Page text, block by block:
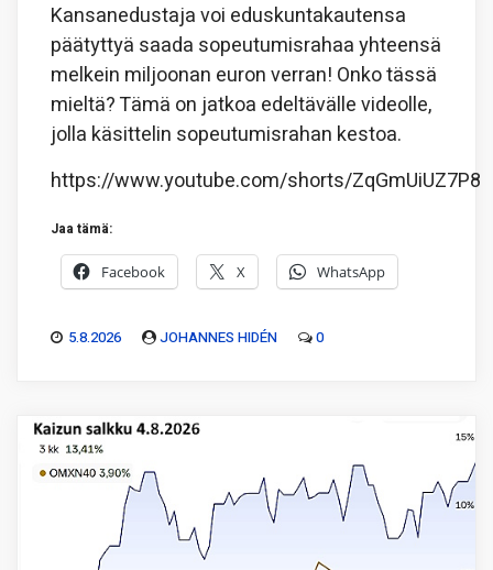
Kansanedustaja voi eduskuntakautensa
päätyttyä saada sopeutumisrahaa yhteensä
melkein miljoonan euron verran! Onko tässä
mieltä? Tämä on jatkoa edeltävälle videolle,
jolla käsittelin sopeutumisrahan kestoa.
https://www.youtube.com/shorts/ZqGmUiUZ7P8
Jaa tämä:
Facebook X WhatsApp
5.8.2026 JOHANNES HIDÉN 0